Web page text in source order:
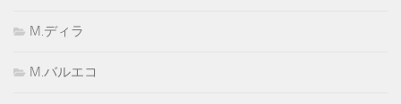
M.ディラ
M.バルエコ